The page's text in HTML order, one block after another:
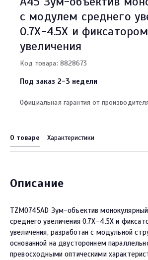
с модулем среднего
0.7X-4.5X и
увеличения
Код товара: 8828673
Под заказ 2-3 недели
Официальная гарантия от
О товаре Характеристики
Описание
TZM0745AD Зум-объектив
среднего увеличения 0.7X-4.5X и
увеличения, разработан с модульной
основанной на двустороннем
превосходными оптическими